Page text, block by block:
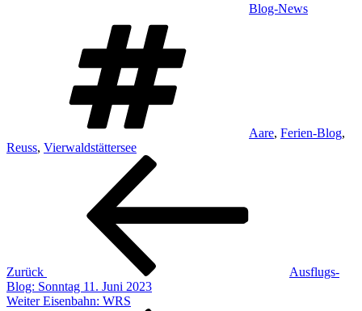
Blog-News
Aare, Ferien-Blog,
Reuss, Vierwaldstättersee
Beitragsnavigation
Zurück
Ausflugs-
Blog: Sonntag 11. Juni 2023
Nächster
Weiter Eisenbahn: WRS